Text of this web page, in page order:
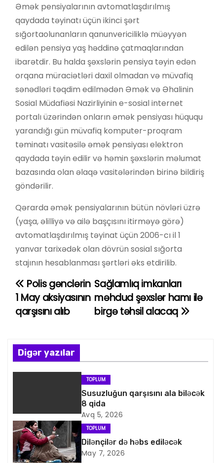
Əmək pensiyalarının avtomatlaşdırılmış
qaydada təyinatı üçün ikinci şərt
sığortaolunanların qanunvericiliklə müəyyən
edilən pensiya yaş həddinə çatmaqlarından
ibarətdir. Bu halda şəxslərin pensiya təyin edən
orqana müraciətləri daxil olmadan və müvafiq
sənədləri təqdim edilmədən Əmək və Əhalinin
Sosial Müdafiəsi Nazirliyinin e-sosial internet
portalı üzərindən onların əmək pensiyası hüququ
yarandığı gün müvafiq komputer-proqram
təminatı vasitəsilə əmək pensiyası elektron
qaydada təyin edilir və həmin şəxslərin məlumat
bazasında olan əlaqə vasitələrindən birinə bildiriş
göndərilir.
Qərarda əmək pensiyalarının bütün növləri üzrə
(yaşa, əlilliyə və ailə başçısını itirməyə görə)
avtomatlaşdırılmış təyinat üçün 2006-cı il 1
yanvar tarixədək olan dövrün sosial sığorta
stajının hesablanması şərtləri əks etdirilib.
Y
a
ı
n
v
i
q
Sağlamlıq imkanları
məhdud şəxslər hamı ilə
birgə təhsil alacaq
Polis gənclərin
1 May aksiyasının
qarşısını alıb
Digər yazılar
TOPLUM
Susuzluğun qarşısını ala biləcək
8 qida
Avq 5, 2026
TOPLUM
Dilənçilər də həbs ediləcək
May 7, 2026